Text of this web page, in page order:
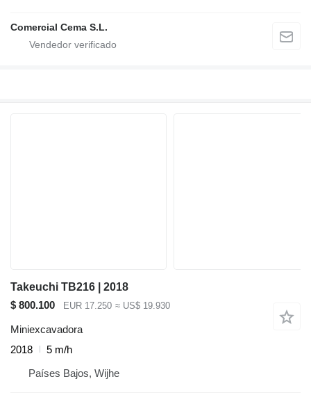
Comercial Cema S.L.
Takeuchi TB216 | 2018
$ 800.100
EUR 17.250 ≈ US$ 19.930
Miniexcavadora
2018
5 m/h
Países Bajos, Wijhe